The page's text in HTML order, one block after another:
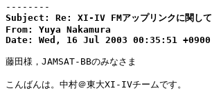
--------
Subject: Re: XI-IV FMアップリンクに関して
From: Yuya Nakamura
Date: Wed, 16 Jul 2003 00:35:51 +0900
藤田様，JAMSAT-BBのみなさま
こんばんは。中村＠東大XI-IVチームです。